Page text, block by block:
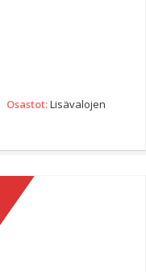
Osastot:Lisävalojen